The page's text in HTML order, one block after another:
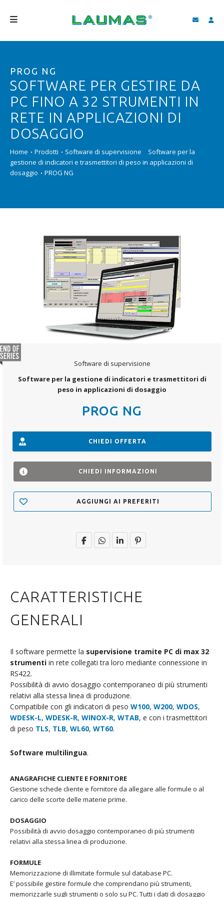
PRODOTTI
SERVIZI
ASSISTENZA E DOWNLOAD
VIDEO
BLOG
NEWS
PROG NG
SOFTWARE PER GESTIRE DA
PC FINO A 32 STRUMENTI IN
RETE IN APPLICAZIONI DI
DOSAGGIO
Home Prodotti Software di supervisione
Software per la
gestione di indicatori e trasmettitori di peso in applicazioni di
dosaggio
PROG NG
Software di supervisione
Software per la gestione di indicatori e trasmettitori di
peso in applicazioni di dosaggio
PROG NG
CHIEDI OFFERTA
CHIEDI INFORMAZIONI
AGGIUNGI AI PREFERITI
CARATTERISTICHE
GENERALI
Il software permette la supervisione tramite PC di max 32
strumenti in rete collegati tra loro mediante connessione in
RS422.
Possibilità di avvio dosaggio contemporaneo di più strumenti
relativi alla stessa linea di produzione.
Compatibile con gli indicatori di peso W100, W200, WDOS,
WDESK-L, WDESK-R, WINOX-R, WTAB, e con i trasmettitori
di peso TLS, TLB, WL60, WT60.
Software multilingua.
ANAGRAFICHE CLIENTE E FORNITORE
Gestione schede cliente e fornitore da allegare alle formule o al
carico delle scorte delle materie prime.
DOSAGGIO
Possibilità di avvio dosaggio contemporaneo di più strumenti
relativi alla stessa linea di produzione.
FORMULE
Memorizzazione di illimitate formule sul database PC.
E’ possibile gestire formule che comprendano più strumenti,
memorizzarle sugli strumenti o solo su PC. Tutti i dati di dosaggio